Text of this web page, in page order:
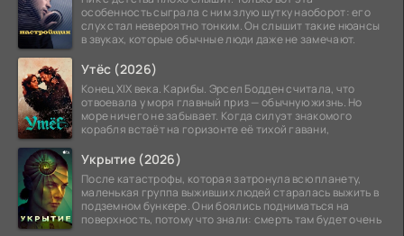
особенность сыграла с ним злую шутку наоборот: его
слух стал невероятно тонким. Он слышит такие нюансы
в звуках, которые обычные люди даже не замечают.
Утёс (2026)
Конец XIX века. Карибы. Эрсел Бодден считала, что
отвоевала у моря главный приз — обычную жизнь. Но
море ничего не забывает. Когда силуэт знакомого
корабля встаёт на горизонте её тихой гавани,
Укрытие (2026)
После катастрофы, которая затронула всю планету,
маленькая группа выживших людей старалась выжить в
подземном бункере. Они боялись подниматься на
поверхность, потому что знали: смерть там будет очень